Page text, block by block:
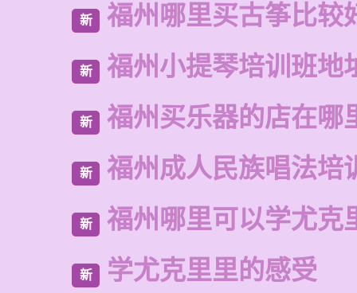
新 福州哪里买古筝比较
新 福州小提琴培训班地
新 福州买乐器的店在哪
新 福州成人民族唱法培
新 福州哪里可以学尤克
新 学尤克里里的感受